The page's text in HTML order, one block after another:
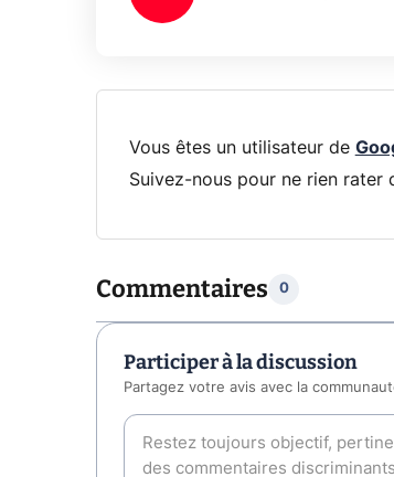
Vous êtes un utilisateur de
Suivez-nous pour ne rien rater
Commentaires 0
Participer à la discussion
Partagez votre avis avec la